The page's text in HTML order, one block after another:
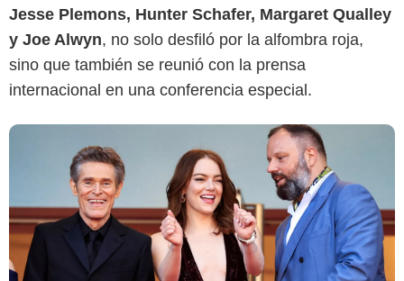
Jesse Plemons, Hunter Schafer, Margaret Qualley
y Joe Alwyn, no solo desfiló por la alfombra roja,
sino que también se reunió con la prensa
internacional en una conferencia especial.